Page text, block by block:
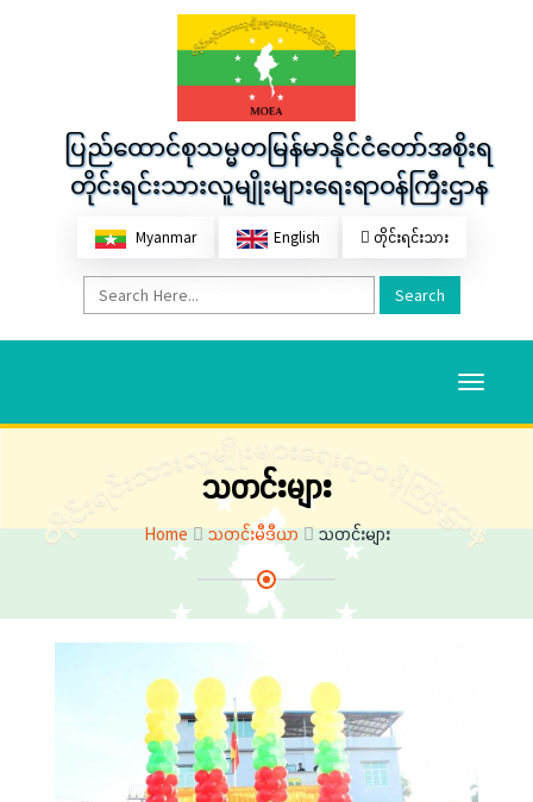
ပြည်ထောင်စုသမ္မတမြန်မာနိုင်ငံတော်အစိုးရ
တိုင်းရင်းသားလူမျိုးများရေးရာဝန်ကြီးဌာန
Myanmar English တိုင်းရင်းသား
Search
Toggle
သတင်းများ
Home သတင်းမီဒီယာ သတင်းများ